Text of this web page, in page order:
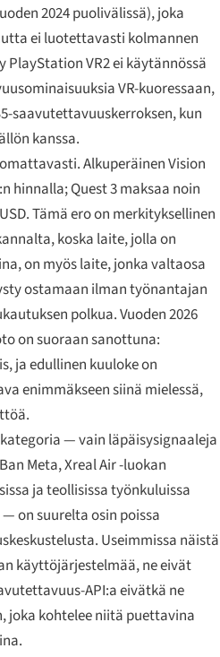
2024 puolivälissä), joka
ei luotettavasti kolmannen
PlayStation VR2 ei käytännössä
VR-kuoressaan,
saavutettavuuskerroksen, kun
kanssa.
Alkuperäinen Vision
hinnalla; Quest 3 maksaa noin
Tämä ero on merkityksellinen
koska laite, jolla on
on myös laite, jonka valtaosa
ostamaan ilman työnantajan
polkua. Vuoden 2026
on suoraan sanottuna:
ja edullinen kuuloke on
enimmäkseen siinä mielessä,
— vain läpäisysignaaleja
Meta, Xreal Air -luokan
ja teollisissa työnkuluissa
on suurelta osin poissa
Useimmissa näistä
käyttöjärjestelmää, ne eivät
API:a eivätkä ne
kohtelee niitä puettavina